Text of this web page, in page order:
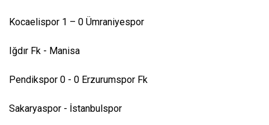
Kocaelispor 1 – 0 Ümraniyespor
Iğdır Fk - Manisa
Pendikspor 0 - 0 Erzurumspor Fk
Sakaryaspor - İstanbulspor